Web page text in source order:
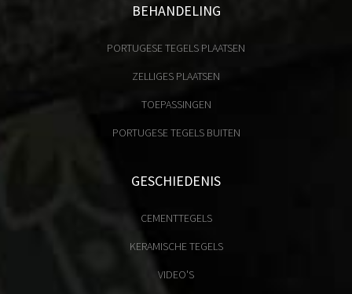
BEHANDELING
PORTUGESE TEGELS PLAATSEN
ZELLIGES PLAATSEN
TOEPASSINGEN
PORTUGESE TEGELS BUITEN
GESCHIEDENIS
CEMENTTEGELS
KERAMISCHE TEGELS
VIDEO'S